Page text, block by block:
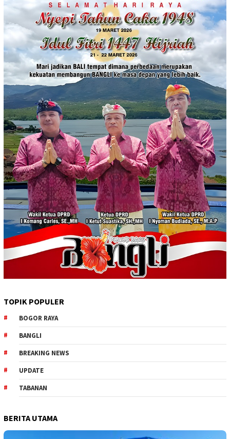
TOPIK POPULER
BOGOR RAYA
BANGLI
BREAKING NEWS
UPDATE
TABANAN
BERITA UTAMA